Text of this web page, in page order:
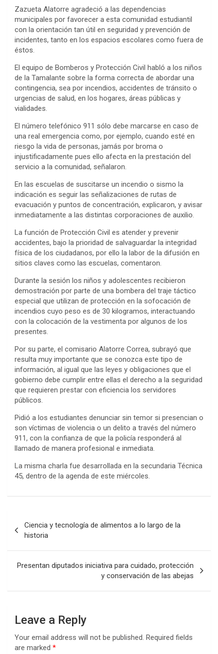
Zazueta Alatorre agradeció a las dependencias
municipales por favorecer a esta comunidad estudiantil
con la orientación tan útil en seguridad y prevención de
incidentes, tanto en los espacios escolares como fuera de
éstos.
El equipo de Bomberos y Protección Civil habló a los niños
de la Tamalante sobre la forma correcta de abordar una
contingencia, sea por incendios, accidentes de tránsito o
urgencias de salud, en los hogares, áreas públicas y
vialidades.
El número telefónico 911 sólo debe marcarse en caso de
una real emergencia como, por ejemplo, cuando esté en
riesgo la vida de personas, jamás por broma o
injustificadamente pues ello afecta en la prestación del
servicio a la comunidad, señalaron.
En las escuelas de suscitarse un incendio o sismo la
indicación es seguir las señalizaciones de rutas de
evacuación y puntos de concentración, explicaron, y avisar
inmediatamente a las distintas corporaciones de auxilio.
La función de Protección Civil es atender y prevenir
accidentes, bajo la prioridad de salvaguardar la integridad
física de los ciudadanos, por ello la labor de la difusión en
sitios claves como las escuelas, comentaron.
Durante la sesión los niños y adolescentes recibieron
demostración por parte de una bombera del traje táctico
especial que utilizan de protección en la sofocación de
incendios cuyo peso es de 30 kilogramos, interactuando
con la colocación de la vestimenta por algunos de los
presentes.
Por su parte, el comisario Alatorre Correa, subrayó que
resulta muy importante que se conozca este tipo de
información, al igual que las leyes y obligaciones que el
gobierno debe cumplir entre ellas el derecho a la seguridad
que requieren prestar con eficiencia los servidores
públicos.
Pidió a los estudiantes denunciar sin temor si presencian o
son víctimas de violencia o un delito a través del número
911, con la confianza de que la policía responderá al
llamado de manera profesional e inmediata.
La misma charla fue desarrollada en la secundaria Técnica
45, dentro de la agenda de este miércoles.
navigation
Ciencia y tecnología de alimentos a lo largo de la
historia
Presentan diputados iniciativa para cuidado, protección
y conservación de las abejas
Leave a Reply
Your email address will not be published. Required fields
are marked *